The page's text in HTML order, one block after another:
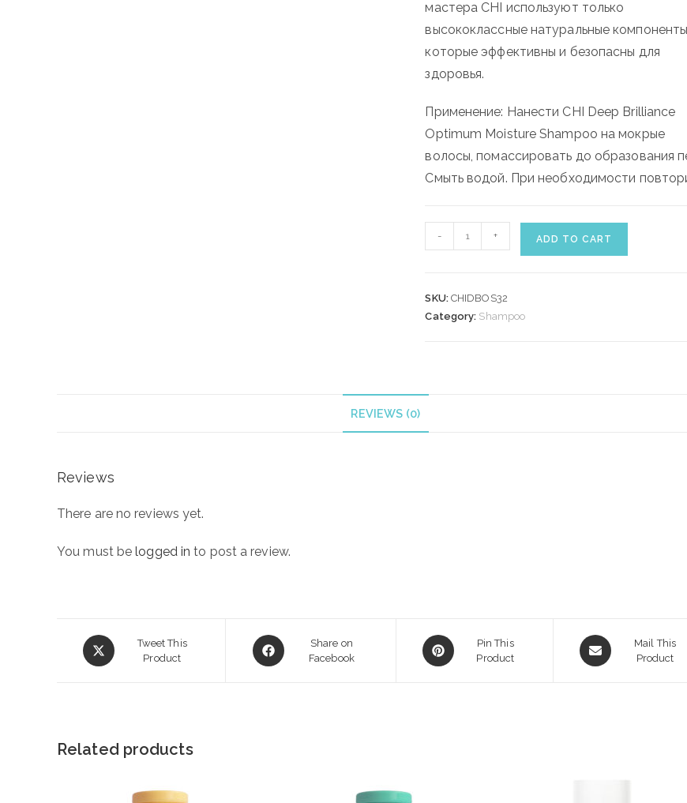
мастера CHI используют только
высококлассные натуральные
которые эффективны и безопасны для
здоровья.
Применение: Нанести CHI Deep Brilliance
Optimum Moisture Shampoo на мокрые
волосы, помассировать до образования
Смыть водой. При необходимости
DEEP
- + ADD TO CART
SKU: CHIDBOS32
Category: Shampoo
REVIEWS (0)
Reviews
There are no reviews yet.
You must belogged in to post a review.
Opens
in
Tweet This
Product
Opens
in
Share on
Facebook
Opens
in
Pin This
Product
Opens
in
Mail This
Product
Related products